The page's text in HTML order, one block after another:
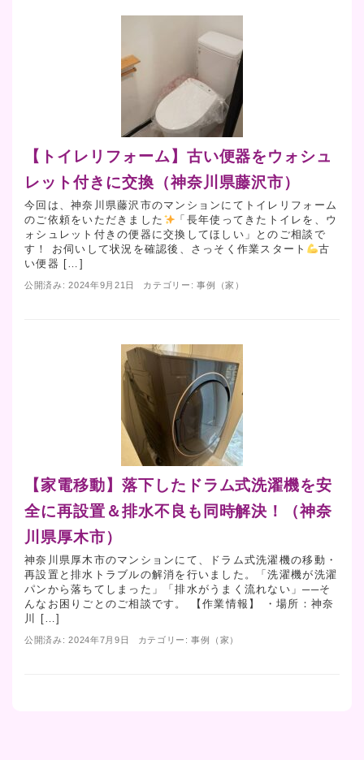
【トイレリフォーム】古い便器をウォシュ
レット付きに交換（神奈川県藤沢市）
今回は、神奈川県藤沢市のマンションにてトイレリフォーム
のご依頼をいただきました
「長年使ってきたトイレを、ウ
ォシュレット付きの便器に交換してほしい」とのご相談で
す！ お伺いして状況を確認後、さっそく作業スタート
古
い便器 […]
公開済み: 2024年9月21日 カテゴリー:事例（家）
【家電移動】落下したドラム式洗濯機を安
全に再設置＆排水不良も同時解決！（神奈
川県厚木市）
神奈川県厚木市のマンションにて、ドラム式洗濯機の移動・
再設置と排水トラブルの解消を行いました。「洗濯機が洗濯
パンから落ちてしまった」「排水がうまく流れない」──そ
んなお困りごとのご相談です。 【作業情報】 ・場所：神奈
川 […]
公開済み: 2024年7月9日 カテゴリー:事例（家）